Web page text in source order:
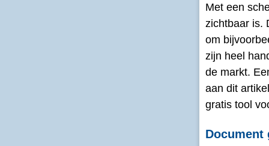
Met een
zichtbaar is.
om
zijn heel
de markt.
aan dit
gratis tool
Document